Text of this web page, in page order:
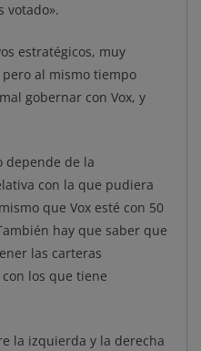
votado».
estratégicos, muy
al mismo tiempo
gobernar con Vox, y
depende de la
con la que pudiera
que Vox esté con 50
hay que saber que
las carteras
los que tiene
la izquierda y la derecha